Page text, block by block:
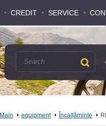
CREDIT SERVICE
CREDIT SERVICE
Main equipment Încalțăminte